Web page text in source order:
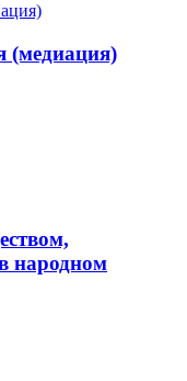
(медиация)
народном